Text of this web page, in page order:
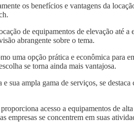
os benefícios e vantagens da
de equipamentos de elevação até
abrangente sobre o tema.
uma opção prática e econômica para
se torna ainda mais vantajosa.
sua ampla gama de serviços, se
acesso a equipamentos de
empresas se concentrem em suas